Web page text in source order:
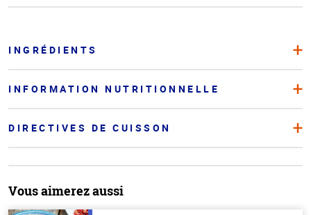
INGRÉDIENTS
INFORMATION NUTRITIONNELLE
DIRECTIVES DE CUISSON
Vous aimerez aussi